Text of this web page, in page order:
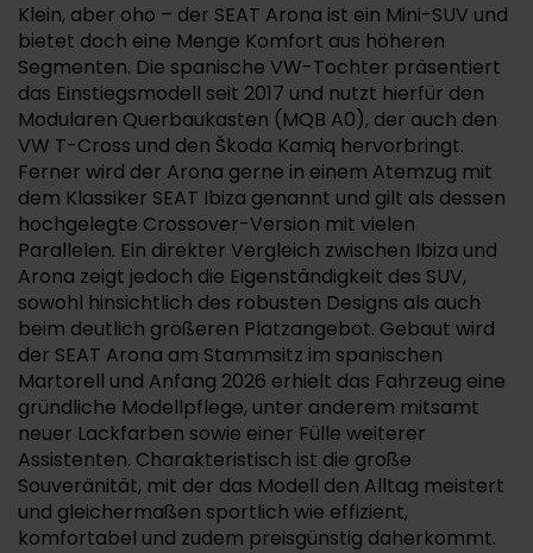
Klein, aber oho – der SEAT Arona ist ein Mini-SUV und
bietet doch eine Menge Komfort aus höheren
Segmenten. Die spanische VW-Tochter präsentiert
das Einstiegsmodell seit 2017 und nutzt hierfür den
Modularen Querbaukasten (MQB A0), der auch den
VW T-Cross und den Škoda Kamiq hervorbringt.
Ferner wird der Arona gerne in einem Atemzug mit
dem Klassiker SEAT Ibiza genannt und gilt als dessen
hochgelegte Crossover-Version mit vielen
Parallelen. Ein direkter Vergleich zwischen Ibiza und
Arona zeigt jedoch die Eigenständigkeit des SUV,
sowohl hinsichtlich des robusten Designs als auch
beim deutlich größeren Platzangebot. Gebaut wird
der SEAT Arona am Stammsitz im spanischen
Martorell und Anfang 2026 erhielt das Fahrzeug eine
gründliche Modellpflege, unter anderem mitsamt
neuer Lackfarben sowie einer Fülle weiterer
Assistenten. Charakteristisch ist die große
Souveränität, mit der das Modell den Alltag meistert
und gleichermaßen sportlich wie effizient,
komfortabel und zudem preisgünstig daherkommt.